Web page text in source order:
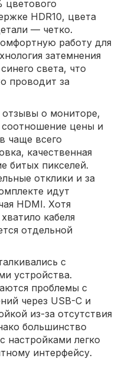
цветового
HDR10, цвета
— четко.
работу для
затемнения
света, что
проводит за
о мониторе,
цены и
чаще всего
качественная
битых пикселей.
отклики и за
идут
HDMI. Хотя
кабеля
отдельной
с
устройства.
проблемы с
через USB-C и
из-за отсутствия
большинство
настройками легко
интерфейсу.